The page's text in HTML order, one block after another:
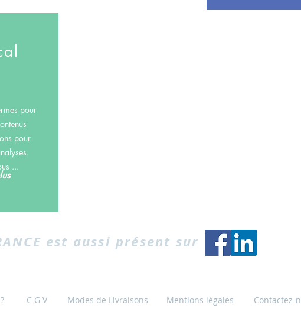
pour
pour
...
est aussi présent sur
C G V Modes de Livraisons Mentions légales Contactez-